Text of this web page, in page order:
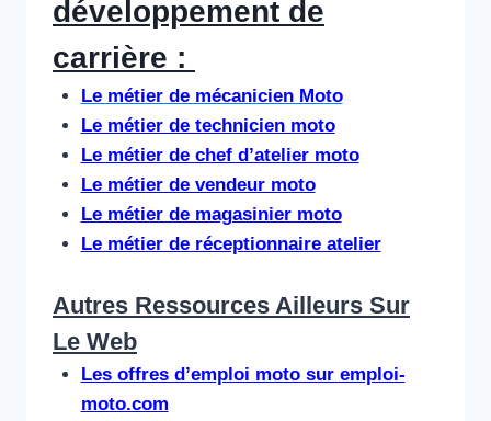
développement de
carrière : ​
Le métier de mécanicien Moto
Le métier de technicien moto
Le métier de chef d’atelier moto
Le métier de vendeur moto
Le métier de magasinier moto
Le métier de réceptionnaire atelier
Autres Ressources Ailleurs Sur
Le Web​
Les offres d’emploi moto sur emploi-
moto.com